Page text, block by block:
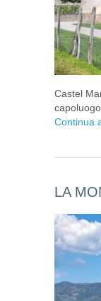
Castel
Continua
LA